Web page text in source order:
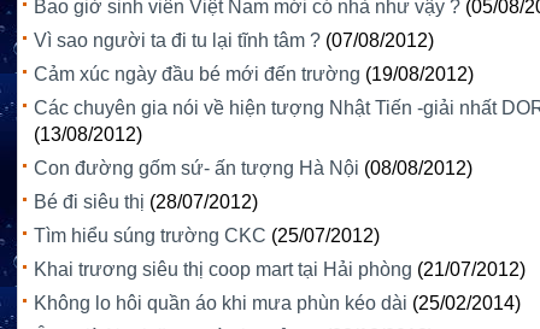
Bao giờ sinh viên Việt Nam mới có nhà như vậy ? (05/08/
Vì sao người ta đi tu lại tĩnh tâm ? (07/08/2012)
Cảm xúc ngày đầu bé mới đến trường (19/08/2012)
Các chuyên gia nói về hiện tượng Nhật Tiến -giải nhất
(13/08/2012)
Con đường gốm sứ- ấn tượng Hà Nội (08/08/2012)
Bé đi siêu thị (28/07/2012)
Tìm hiểu súng trường CKC (25/07/2012)
Khai trương siêu thị coop mart tại Hải phòng (21/07/2012)
Không lo hôi quần áo khi mưa phùn kéo dài (25/02/2014)